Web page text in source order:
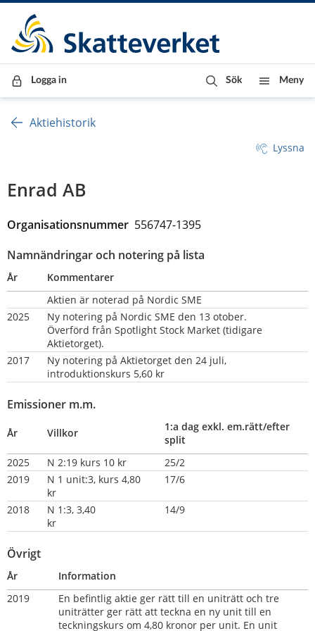
Till innehåll
Till navigationen
Till chattrobot
Logga in Sök Meny
Aktiehistorik
Lyssna
Enrad AB
Organisationsnummer 556747-1395
Namnändringar och notering på lista
År
Kommentarer
Aktien är noterad på Nordic SME
2025
Ny notering på Nordic SME den 13 otober.
Överförd från Spotlight Stock Market (tidigare
Aktietorget).
2017
Ny notering på Aktietorget den 24 juli,
introduktionskurs 5,60 kr
Emissioner m.m.
År Villkor
1:a dag exkl. em.rätt/efter
split
2025
N 2:19 kurs 10 kr
25/2
2019
N 1 unit:3, kurs 4,80
kr
17/6
2018
N 1:3, 3,40
kr
14/9
Övrigt
År
Information
2019
En befintlig aktie ger rätt till en uniträtt och tre
uniträtter ger rätt att teckna en ny unit till en
teckningskurs om 4,80 kronor per unit. En unit